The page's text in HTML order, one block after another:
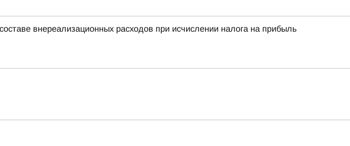
внереализационных расходов при исчислении налога на прибыль